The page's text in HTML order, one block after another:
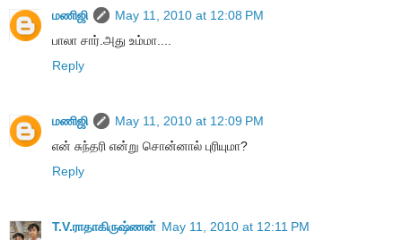
மணிஜி
May 11, 2010 at 12:08 PM
பாலா சார்.அது உம்மா....
Reply
மணிஜி
May 11, 2010 at 12:09 PM
என் சுந்தரி என்று சொன்னால் புரியுமா?
Reply
T.V.ராதாகிருஷ்ணன் May 11, 2010 at 12:11 PM